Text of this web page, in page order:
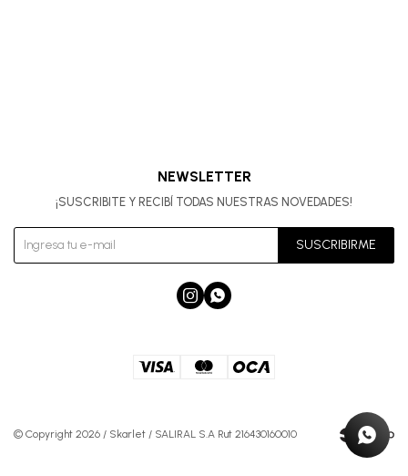
NEWSLETTER
¡SUSCRIBITE Y RECIBÍ TODAS NUESTRAS NOVEDADES!
SUSCRIBIRME
 
© Copyright 2026 / Skarlet / SALIRAL S.A Rut 216430160010